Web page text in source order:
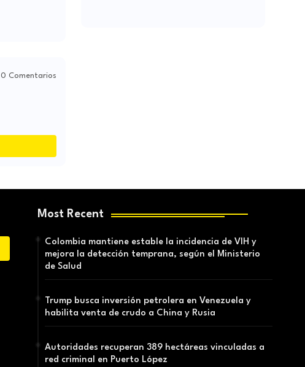
0 Comentarios
Most Recent
Colombia mantiene estable la incidencia de VIH y
mejora la detección temprana, según el Ministerio
de Salud
Trump busca inversión petrolera en Venezuela y
habilita venta de crudo a China y Rusia
Autoridades recuperan 389 hectáreas vinculadas a
red criminal en Puerto López